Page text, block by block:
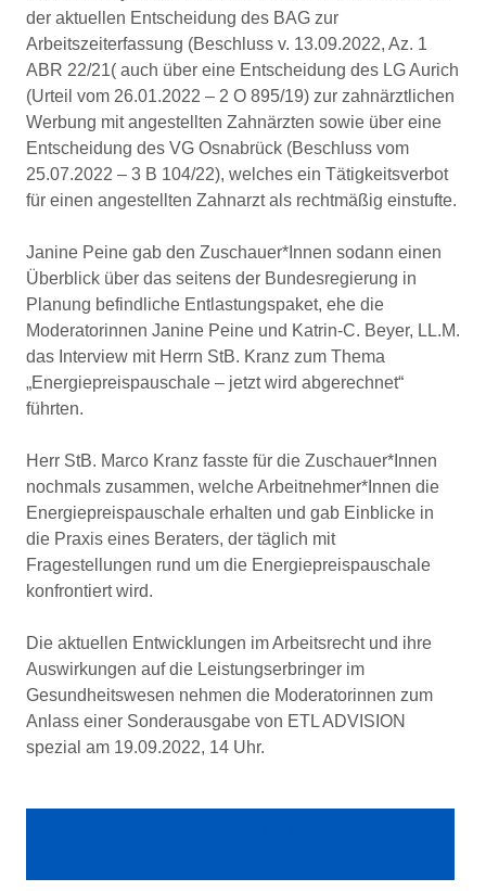
der aktuellen Entscheidung des BAG zur
Arbeitszeiterfassung (Beschluss v. 13.09.2022, Az. 1
ABR 22/21( auch über eine Entscheidung des LG Aurich
(Urteil vom 26.01.2022 – 2 O 895/19) zur zahnärztlichen
Werbung mit angestellten Zahnärzten sowie über eine
Entscheidung des VG Osnabrück (Beschluss vom
25.07.2022 – 3 B 104/22), welches ein Tätigkeitsverbot
für einen angestellten Zahnarzt als rechtmäßig einstufte.
Janine Peine gab den Zuschauer*Innen sodann einen
Überblick über das seitens der Bundesregierung in
Planung befindliche Entlastungspaket, ehe die
Moderatorinnen Janine Peine und Katrin-C. Beyer, LL.M.
das Interview mit Herrn StB. Kranz zum Thema
„Energiepreispauschale – jetzt wird abgerechnet“
führten.
Herr StB. Marco Kranz fasste für die Zuschauer*Innen
nochmals zusammen, welche Arbeitnehmer*Innen die
Energiepreispauschale erhalten und gab Einblicke in
die Praxis eines Beraters, der täglich mit
Fragestellungen rund um die Energiepreispauschale
konfrontiert wird.
Die aktuellen Entwicklungen im Arbeitsrecht und ihre
Auswirkungen auf die Leistungserbringer im
Gesundheitswesen nehmen die Moderatorinnen zum
Anlass einer Sonderausgabe von ETL ADVISION
spezial am 19.09.2022, 14 Uhr.